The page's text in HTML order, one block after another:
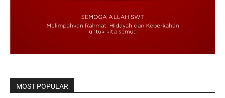
MOST POPULAR